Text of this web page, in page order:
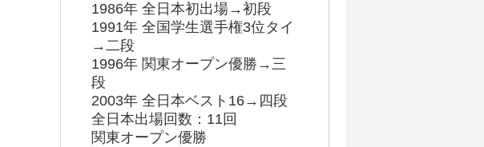
1986年 全日本初出場→初段
1991年 全国学生選手権3位タイ
→二段
1996年 関東オープン優勝→三
段
2003年 全日本ベスト16→四段
全日本出場回数：11回
関東オープン優勝